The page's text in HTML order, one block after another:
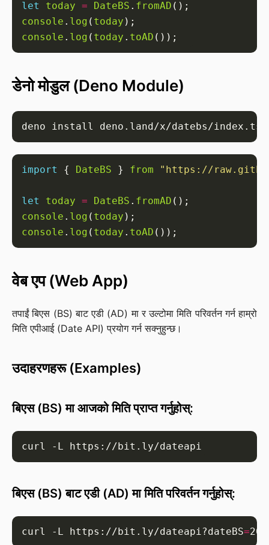
let today = DateBS . fromAD
console . log ( today
console . log ( today . toAD
डेनो मोडुल (Deno Module)
import { DateBS } from "https://
let today = DateBS . fromAD
console . log ( today
console . log ( today . toAD
वेब एप (Web App)
तपाईं बिएस (BS) बाट एडी (AD) मा र उल्टोमा मिति परिवर्तन गर्न हाम्रो
मिति एपीआई (Date API) प्रयोग गर्न सक्नुहुन्छ।
उदाहरणहरू (Examples)
बिएस (BS) मा आजको मिति प्राप्त गर्नुहोस्:
बिएस (BS) बाट एडी (AD) मा मिति परिवर्तन गर्नुहोस्:
curl -L https://bit.ly/dateapi?dateBS=